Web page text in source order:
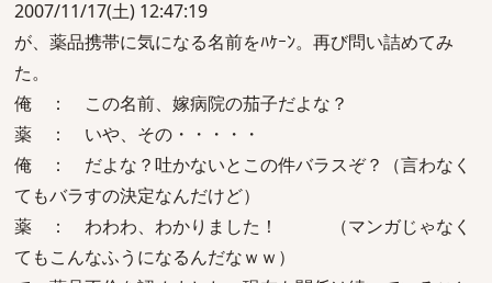
2007/11/17(土) 12:47:19
が、薬品携帯に気になる名前をﾊｹｰﾝ。再び問い詰めてみ
た。
俺 ： この名前、嫁病院の茄子だよな？
薬 ： いや、その・・・・・
俺 ： だよな？吐かないとこの件バラスぞ？（言わなく
てもバラすの決定なんだけど）
薬 ： わわわ、わかりました！ （マンガじゃなく
てもこんなふうになるんだなｗｗ）